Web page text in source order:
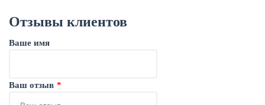
Отзывы клиентов
Ваше имя
Ваш отзыв